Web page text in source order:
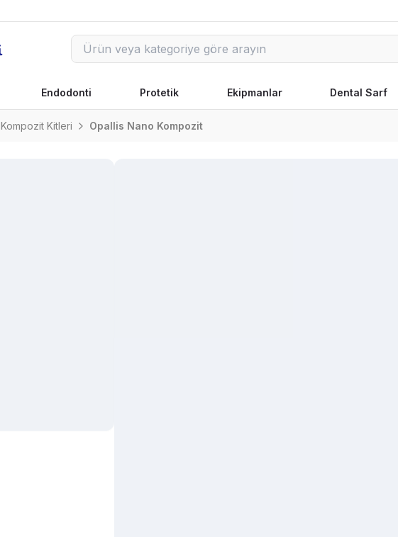
Endodonti Protetik Ekipmanlar Dental Sarf
Kompozit Kitleri Opallis Nano Kompozit